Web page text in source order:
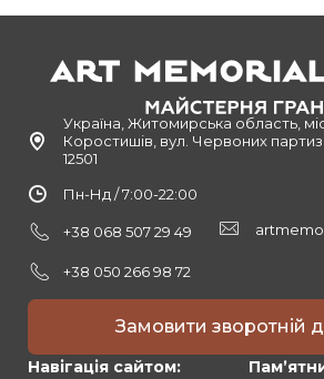
Україна, Житомирська область,
Коростишів, вул. Червоних
12501
Пн-Нд / 7:00-22:00
+38 068 507 29 49
+38 050 266 98 72
Замовити зворотній
Навігація сайтом: